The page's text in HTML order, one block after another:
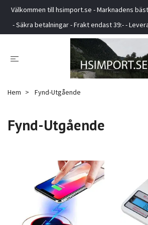
Välkommen till hsimport.se - Marknadens
- Säkra betalningar - Frakt endast 39:- -
Hem Fynd-Utgående
Fynd-Utgående